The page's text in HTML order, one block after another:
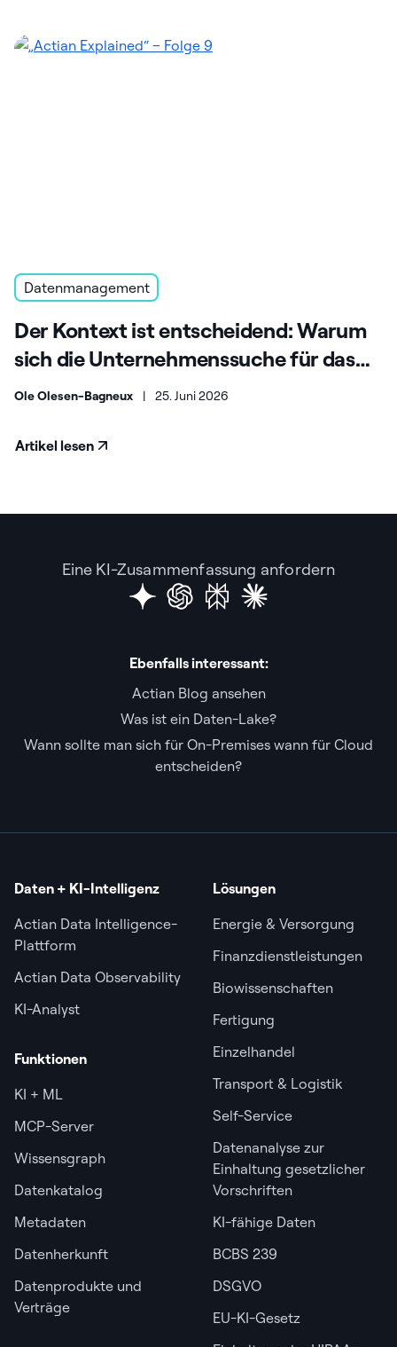
Datenmanagement
Der Kontext ist entscheidend: Warum
sich die Unternehmenssuche für das
KI-Zeitalter weiterentwickeln muss
Ole Olesen-Bagneux | 25. Juni 2026
Artikel lesen
Eine KI-Zusammenfassung anfordern
Ebenfalls interessant:
Actian Blog ansehen
Was ist ein Daten-Lake?
Wann sollte man sich für On-Premises wann für Cloud
entscheiden?
Daten + KI-Intelligenz
Actian Data Intelligence-
Plattform
Actian Data Observability
KI-Analyst
Funktionen
KI + ML
MCP-Server
Wissensgraph
Datenkatalog
Metadaten
Datenherkunft
Datenprodukte und
Verträge
Lösungen
Energie & Versorgung
Finanzdienstleistungen
Biowissenschaften
Fertigung
Einzelhandel
Transport & Logistik
Self-Service
Datenanalyse zur
Einhaltung gesetzlicher
Vorschriften
KI-fähige Daten
BCBS 239
DSGVO
EU-KI-Gesetz